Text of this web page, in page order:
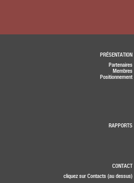
PRÉSENTATION
Partenaires
Membres
Positionnement
RAPPORTS
CONTACT
cliquez sur Contacts (au dessus)